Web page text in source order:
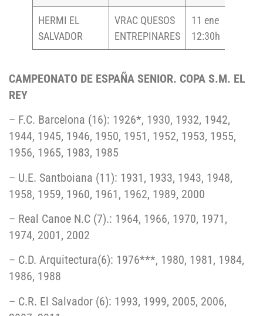
HERMI EL
SALVADOR
VRAC QUESOS
ENTREPINARES
11 ene
12:30h
CAMPEONATO DE ESPAÑA SENIOR. COPA S.M. EL
REY
– F.C. Barcelona (16): 1926*, 1930, 1932, 1942,
1944, 1945, 1946, 1950, 1951, 1952, 1953, 1955,
1956, 1965, 1983, 1985
– U.E. Santboiana (11): 1931, 1933, 1943, 1948,
1958, 1959, 1960, 1961, 1962, 1989, 2000
– Real Canoe N.C (7).: 1964, 1966, 1970, 1971,
1974, 2001, 2002
– C.D. Arquitectura(6): 1976***, 1980, 1981, 1984,
1986, 1988
– C.R. El Salvador (6): 1993, 1999, 2005, 2006,